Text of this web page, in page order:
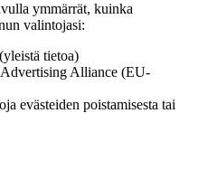
ymmärrät, kuinka
valintojasi:
tietoa)
Alliance (EU-
evästeiden poistamisesta tai